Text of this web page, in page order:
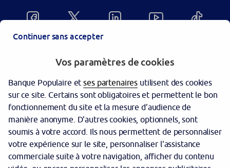
Garantie des dépôts
Protection des données personnelles
Politique cookies
Sécurité
Continuer sans accepter
Vos paramètres de cookies
Banque Populaire etses partenaires utilisent des cookies
sur ce site. Certains sont obligatoires et permettent le bon
fonctionnement du site et la mesure d'audience de
manière anonyme. D'autres cookies, optionnels, sont
soumis à votre accord. Ils nous permettent de personnaliser
votre expérience sur le site, personnaliser l'assistance
commerciale suite à votre navigation, afficher du contenu